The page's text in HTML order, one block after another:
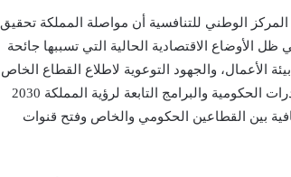
الوطني للتنافسية أن مواصلة المملكة تحقيق
إيجابية بتقرير الكتاب السنوي للتنافسية العالمية 2020 في ظل الأوضاع الاقتصادية الحالية التي تسببها جائحة
الأعمال، والجهود التوعوية لاطلاع القطاع الخاص
على مستجدات التطوير في الأنظمة والتشريعات وكذلك المبادرات الحكومية والبرامج التابعة لرؤية المملكة 2030
بين القطاعين الحكومي والخاص وفتح قنوات